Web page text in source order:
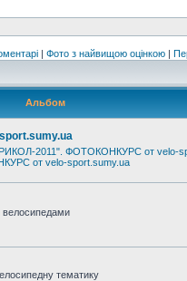
| Фото з найвищою оцінкою |
Альбом
2011". ФОТОКОНКУРС от velo-
от velo-sport.sumy.ua
велосипедами
тематику